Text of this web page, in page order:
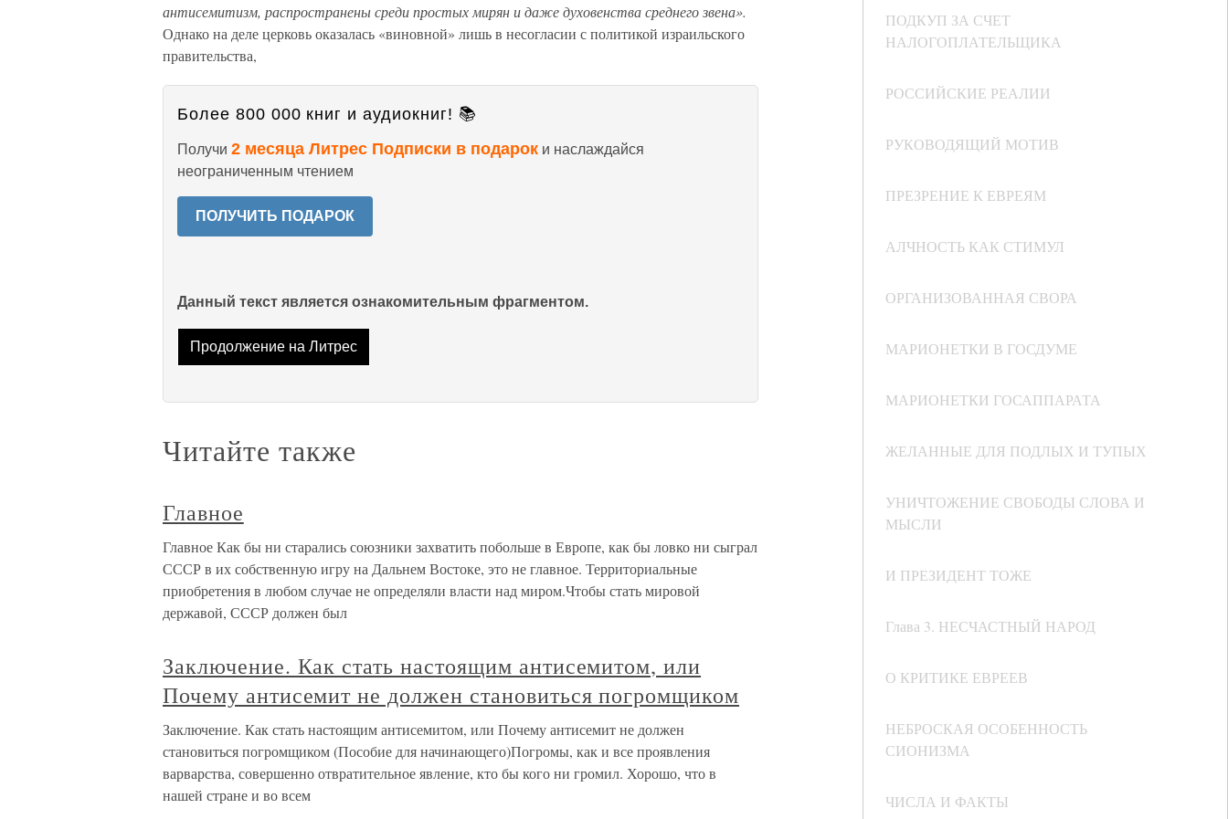
ПОДКУП ЗА СЧЕТ
НАЛОГОПЛАТЕЛЬЩИКА
РОССИЙСКИЕ РЕАЛИИ
РУКОВОДЯЩИЙ МОТИВ
ПРЕЗРЕНИЕ К ЕВРЕЯМ
АЛЧНОСТЬ КАК СТИМУЛ
ОРГАНИЗОВАННАЯ СВОРА
МАРИОНЕТКИ В ГОСДУМЕ
МАРИОНЕТКИ ГОСАППАРАТА
ЖЕЛАННЫЕ ДЛЯ ПОДЛЫХ И ТУПЫХ
УНИЧТОЖЕНИЕ СВОБОДЫ СЛОВА И
МЫСЛИ
И ПРЕЗИДЕНТ ТОЖЕ
Глава 3. НЕСЧАСТНЫЙ НАРОД
О КРИТИКЕ ЕВРЕЕВ
НЕБРОСКАЯ ОСОБЕННОСТЬ
СИОНИЗМА
ЧИСЛА И ФАКТЫ
антисемитизм, распространены среди про­стых мирян и даже духовенства среднего звена».
Однако на деле церковь оказалась «виновной» лишь в несогласии с политикой израильского
правительства,
Более 800 000 книг и аудиокниг! 📚
Получи 2 месяца Литрес Подписки в подарок и наслаждайся
неограниченным чтением
ПОЛУЧИТЬ ПОДАРОК
Данный текст является ознакомительным фрагментом.
Продолжение на Литрес
Читайте также
Главное
Главное Как бы ни старались союзники захватить побольше в Европе, как бы ловко ни сыграл
СССР в их собственную игру на Дальнем Востоке, это не главное. Территориальные
приобретения в любом случае не определяли власти над миром.Чтобы стать мировой
державой, СССР должен был
Заключение. Как стать настоящим антисемитом, или
Почему антисемит не должен становиться погромщиком
Заключение. Как стать настоящим антисемитом, или Почему антисемит не должен
становиться погромщиком (Пособие для начинающего)Погромы, как и все проявления
варварства, совершенно отвратительное явление, кто бы кого ни громил. Хорошо, что в
нашей стране и во всем